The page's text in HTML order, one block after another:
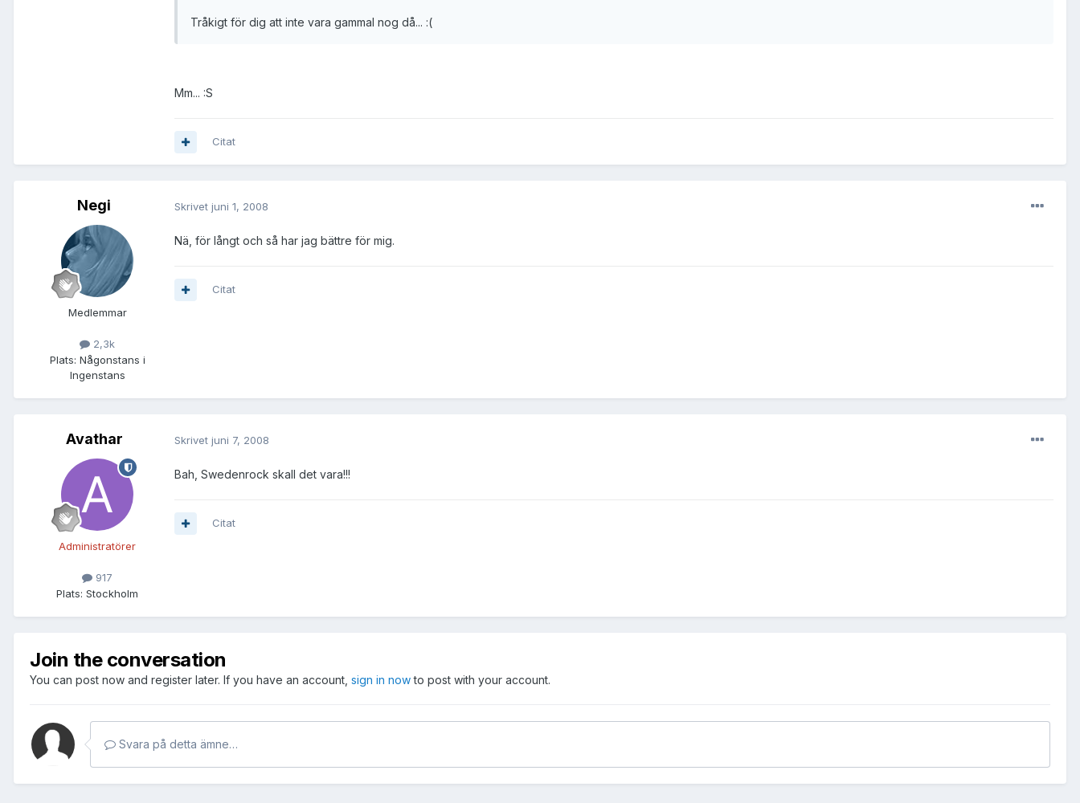
Tråkigt för dig att inte vara gammal nog då... :(
Mm... :S
Citat
Negi
Medlemmar
2,3k
Plats: Någonstans i
Ingenstans
Skrivet juni 1, 2008
Nä, för långt och så har jag bättre för mig.
Citat
Avathar
Administratörer
917
Plats: Stockholm
Skrivet juni 7, 2008
Bah, Swedenrock skall det vara!!!
Citat
Join the conversation
You can post now and register later. If you have an account, sign in nowto post with your account.
Svara på detta ämne…